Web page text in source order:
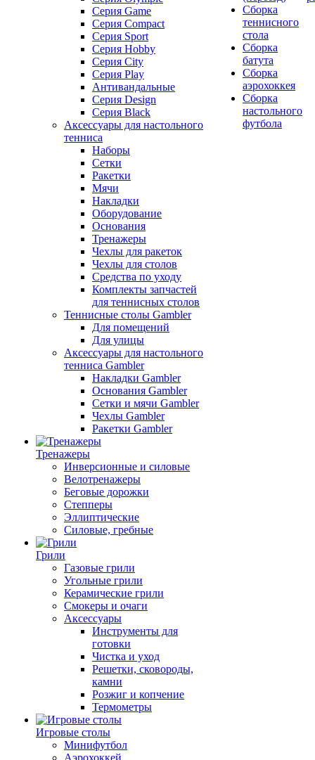
Серия Game
Серия Compact
Серия Sport
Серия Hobby
Серия City
Серия Play
Антивандальные
Серия Design
Серия Black
Аксессуары для настольного
тенниса
Наборы
Сетки
Ракетки
Мячи
Накладки
Оборудование
Основания
Тренажеры
Чехлы для ракеток
Чехлы для столов
Средства по уходу
Комплекты запчастей
для теннисных столов
Теннисные столы Gambler
Для помещений
Для улицы
Аксессуары для настольного
тенниса Gambler
Накладки Gambler
Основания Gambler
Сетки и мячи Gambler
Чехлы Gambler
Ракетки Gambler
Тренажеры
Инверсионные и силовые
Велотренажеры
Беговые дорожки
Степперы
Эллиптические
Силовые, гребные
Грили
Газовые грили
Угольные грили
Керамические грили
Смокеры и очаги
Аксессуары
Инструменты для
готовки
Чистка и уход
Решетки, сковороды,
камни
Розжиг и копчение
Термометры
Игровые столы
Минифутбол
Аэрохоккей
Сборка
теннисного
стола
Сборка
батута
Сборка
аэрохоккея
Сборка
настольного
футбола